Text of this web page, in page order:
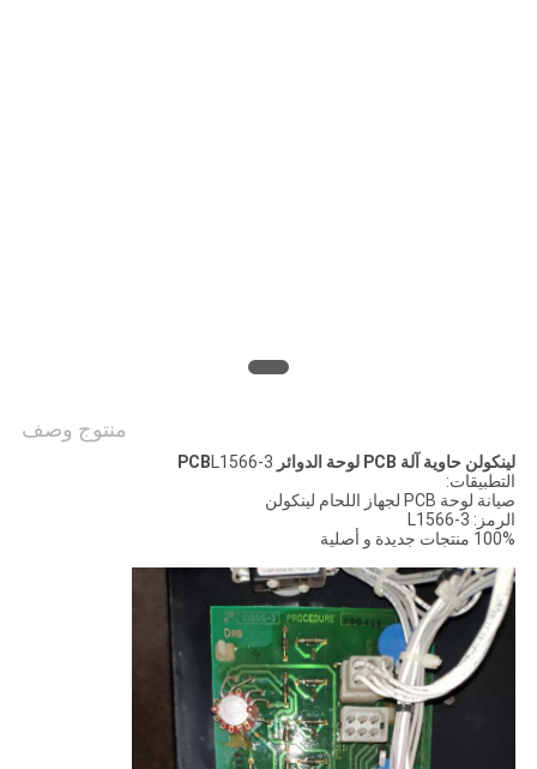
منتوج وصف
لينكولن حاوية آلة PCB لوحة الدوائر PCB
L1566-3
التطبيقات:
صيانة لوحة PCB لجهاز اللحام لينكولن
الرمز: L1566-3
100% منتجات جديدة و أصلية